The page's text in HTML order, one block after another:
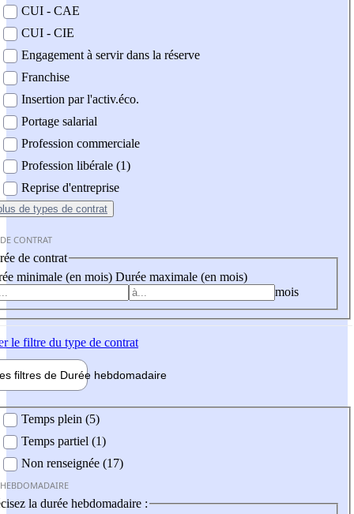
CUI - CAE
CUI - CIE
Engagement à servir dans la réserve
Franchise
Insertion par l'activ.éco.
Portage salarial
Profession commerciale
Profession libérale (1)
Reprise d'entreprise
de types de contrat
CONTRAT
de contrat
minimale (en mois) Durée maximale (en mois)
mois
le filtre du type de contrat
filtres de Durée hebdomadaire
Temps plein (5)
Temps partiel (1)
Non renseignée (17)
la durée hebdomadaire :